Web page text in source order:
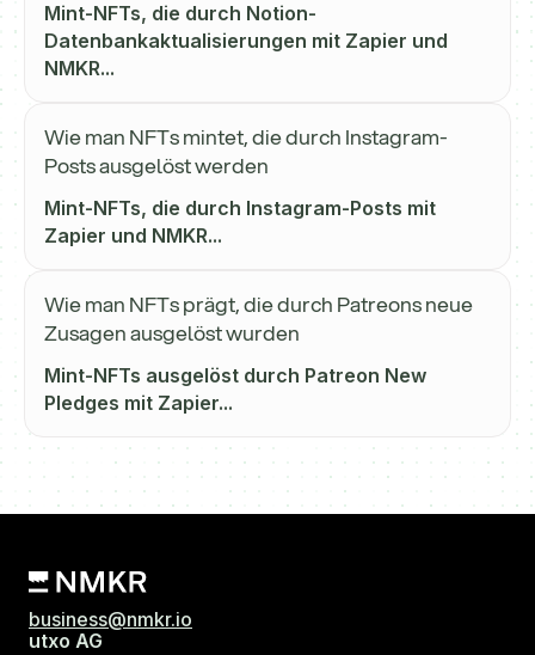
Mint-NFTs, die durch Notion-
Datenbankaktualisierungen mit Zapier und
NMKR...
Wie man NFTs mintet, die durch Instagram-
Posts ausgelöst werden
Mint-NFTs, die durch Instagram-Posts mit
Zapier und NMKR...
Wie man NFTs prägt, die durch Patreons neue
Zusagen ausgelöst wurden
Mint-NFTs ausgelöst durch Patreon New
Pledges mit Zapier...
business@nmkr.io
utxo AG